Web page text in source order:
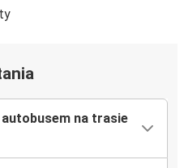
autobusem na trasie